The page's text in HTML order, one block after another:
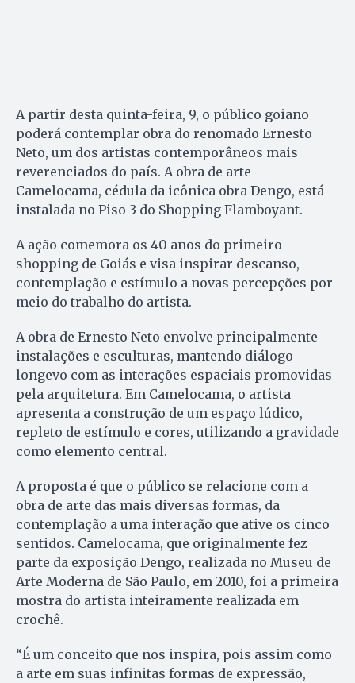
A partir desta quinta-feira, 9, o público goiano
poderá contemplar obra do renomado Ernesto
Neto, um dos artistas contemporâneos mais
reverenciados do país. A obra de arte
Camelocama, cédula da icônica obra Dengo, está
instalada no Piso 3 do Shopping Flamboyant.
A ação comemora os 40 anos do primeiro
shopping de Goiás e visa inspirar descanso,
contemplação e estímulo a novas percepções por
meio do trabalho do artista.
A obra de Ernesto Neto envolve principalmente
instalações e esculturas, mantendo diálogo
longevo com as interações espaciais promovidas
pela arquitetura. Em Camelocama, o artista
apresenta a construção de um espaço lúdico,
repleto de estímulo e cores, utilizando a gravidade
como elemento central.
A proposta é que o público se relacione com a
obra de arte das mais diversas formas, da
contemplação a uma interação que ative os cinco
sentidos. Camelocama, que originalmente fez
parte da exposição Dengo, realizada no Museu de
Arte Moderna de São Paulo, em 2010, foi a primeira
mostra do artista inteiramente realizada em
crochê.
“É um conceito que nos inspira, pois assim como
a arte em suas infinitas formas de expressão,